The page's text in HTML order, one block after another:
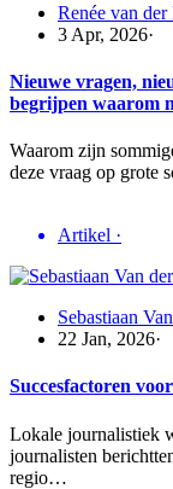
Renée van der
3 Apr, 2026·
Nieuwe vragen,
begrijpen waarom
Waarom zijn
deze vraag op grote
Artikel ·
Sebastiaan
22 Jan, 2026·
Succesfactoren
Lokale journalistiek
journalisten
regio…